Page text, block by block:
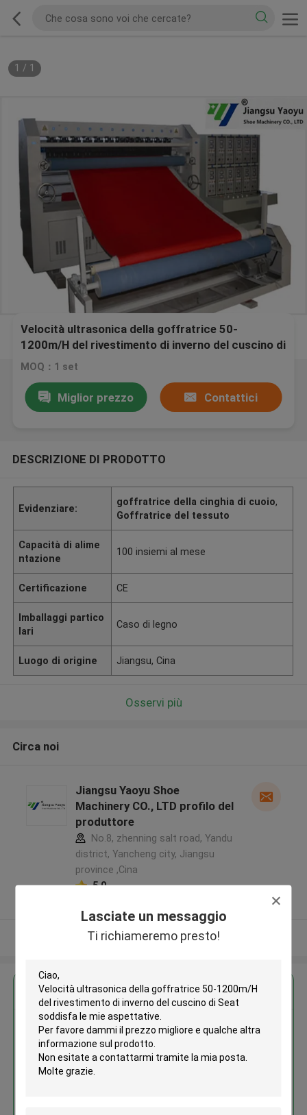
Lasciate un messaggio
Ti richiameremo presto!
1 / 1
Velocità ultrasonica della goffratrice 50-
1200m/H del rivestimento di inverno del cuscino di
Seat
MOQ：1 set
Miglior prezzo Contattici
DESCRIZIONE DI PRODOTTO
Evidenziare:
goffratrice della cinghia di cuoio,
Goffratrice del tessuto
Capacità di alime
ntazione
100 insiemi al mese
Certificazione CE
Imballaggi partico
lari
Caso di legno
Luogo di origine Jiangsu, Cina
Osservi più
Circa noi
Jiangsu Yaoyu Shoe
Machinery CO., LTD profilo del
produttore
No.8, zhenning salt road, Yandu
district, Yancheng city, Jiangsu
province ,Cina
5.0
Osservi più
Ottieni il miglior prezzo per
Velocità ultrasonica della
goffratrice 50-1200m/H del
rivestimento di inverno del